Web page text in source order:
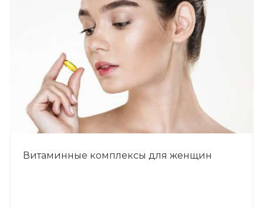
Витаминные комплексы для женщин